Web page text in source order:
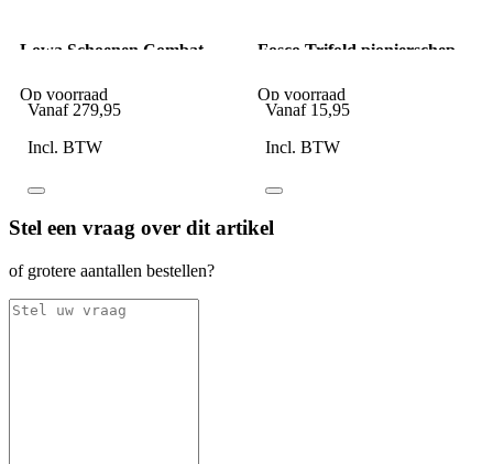
Lowa Schoenen Combat
TaskForce black
Op voorraad
Vanaf 279,95
Incl. BTW
Fosco Trifold pionierschep
Op voorraad
Vanaf 15,95
Incl. BTW
Stel een vraag over dit artikel
of grotere aantallen bestellen?